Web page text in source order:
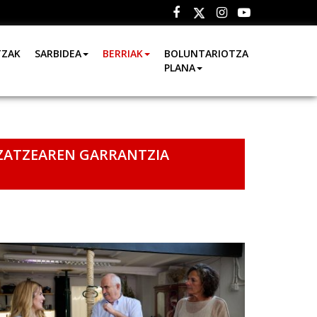
Facebook
Twitter
Instagram
Youtube
SARBIDEA BERRIAK
BOLUNTARIOTZA
PLANA
GARRANTZIA